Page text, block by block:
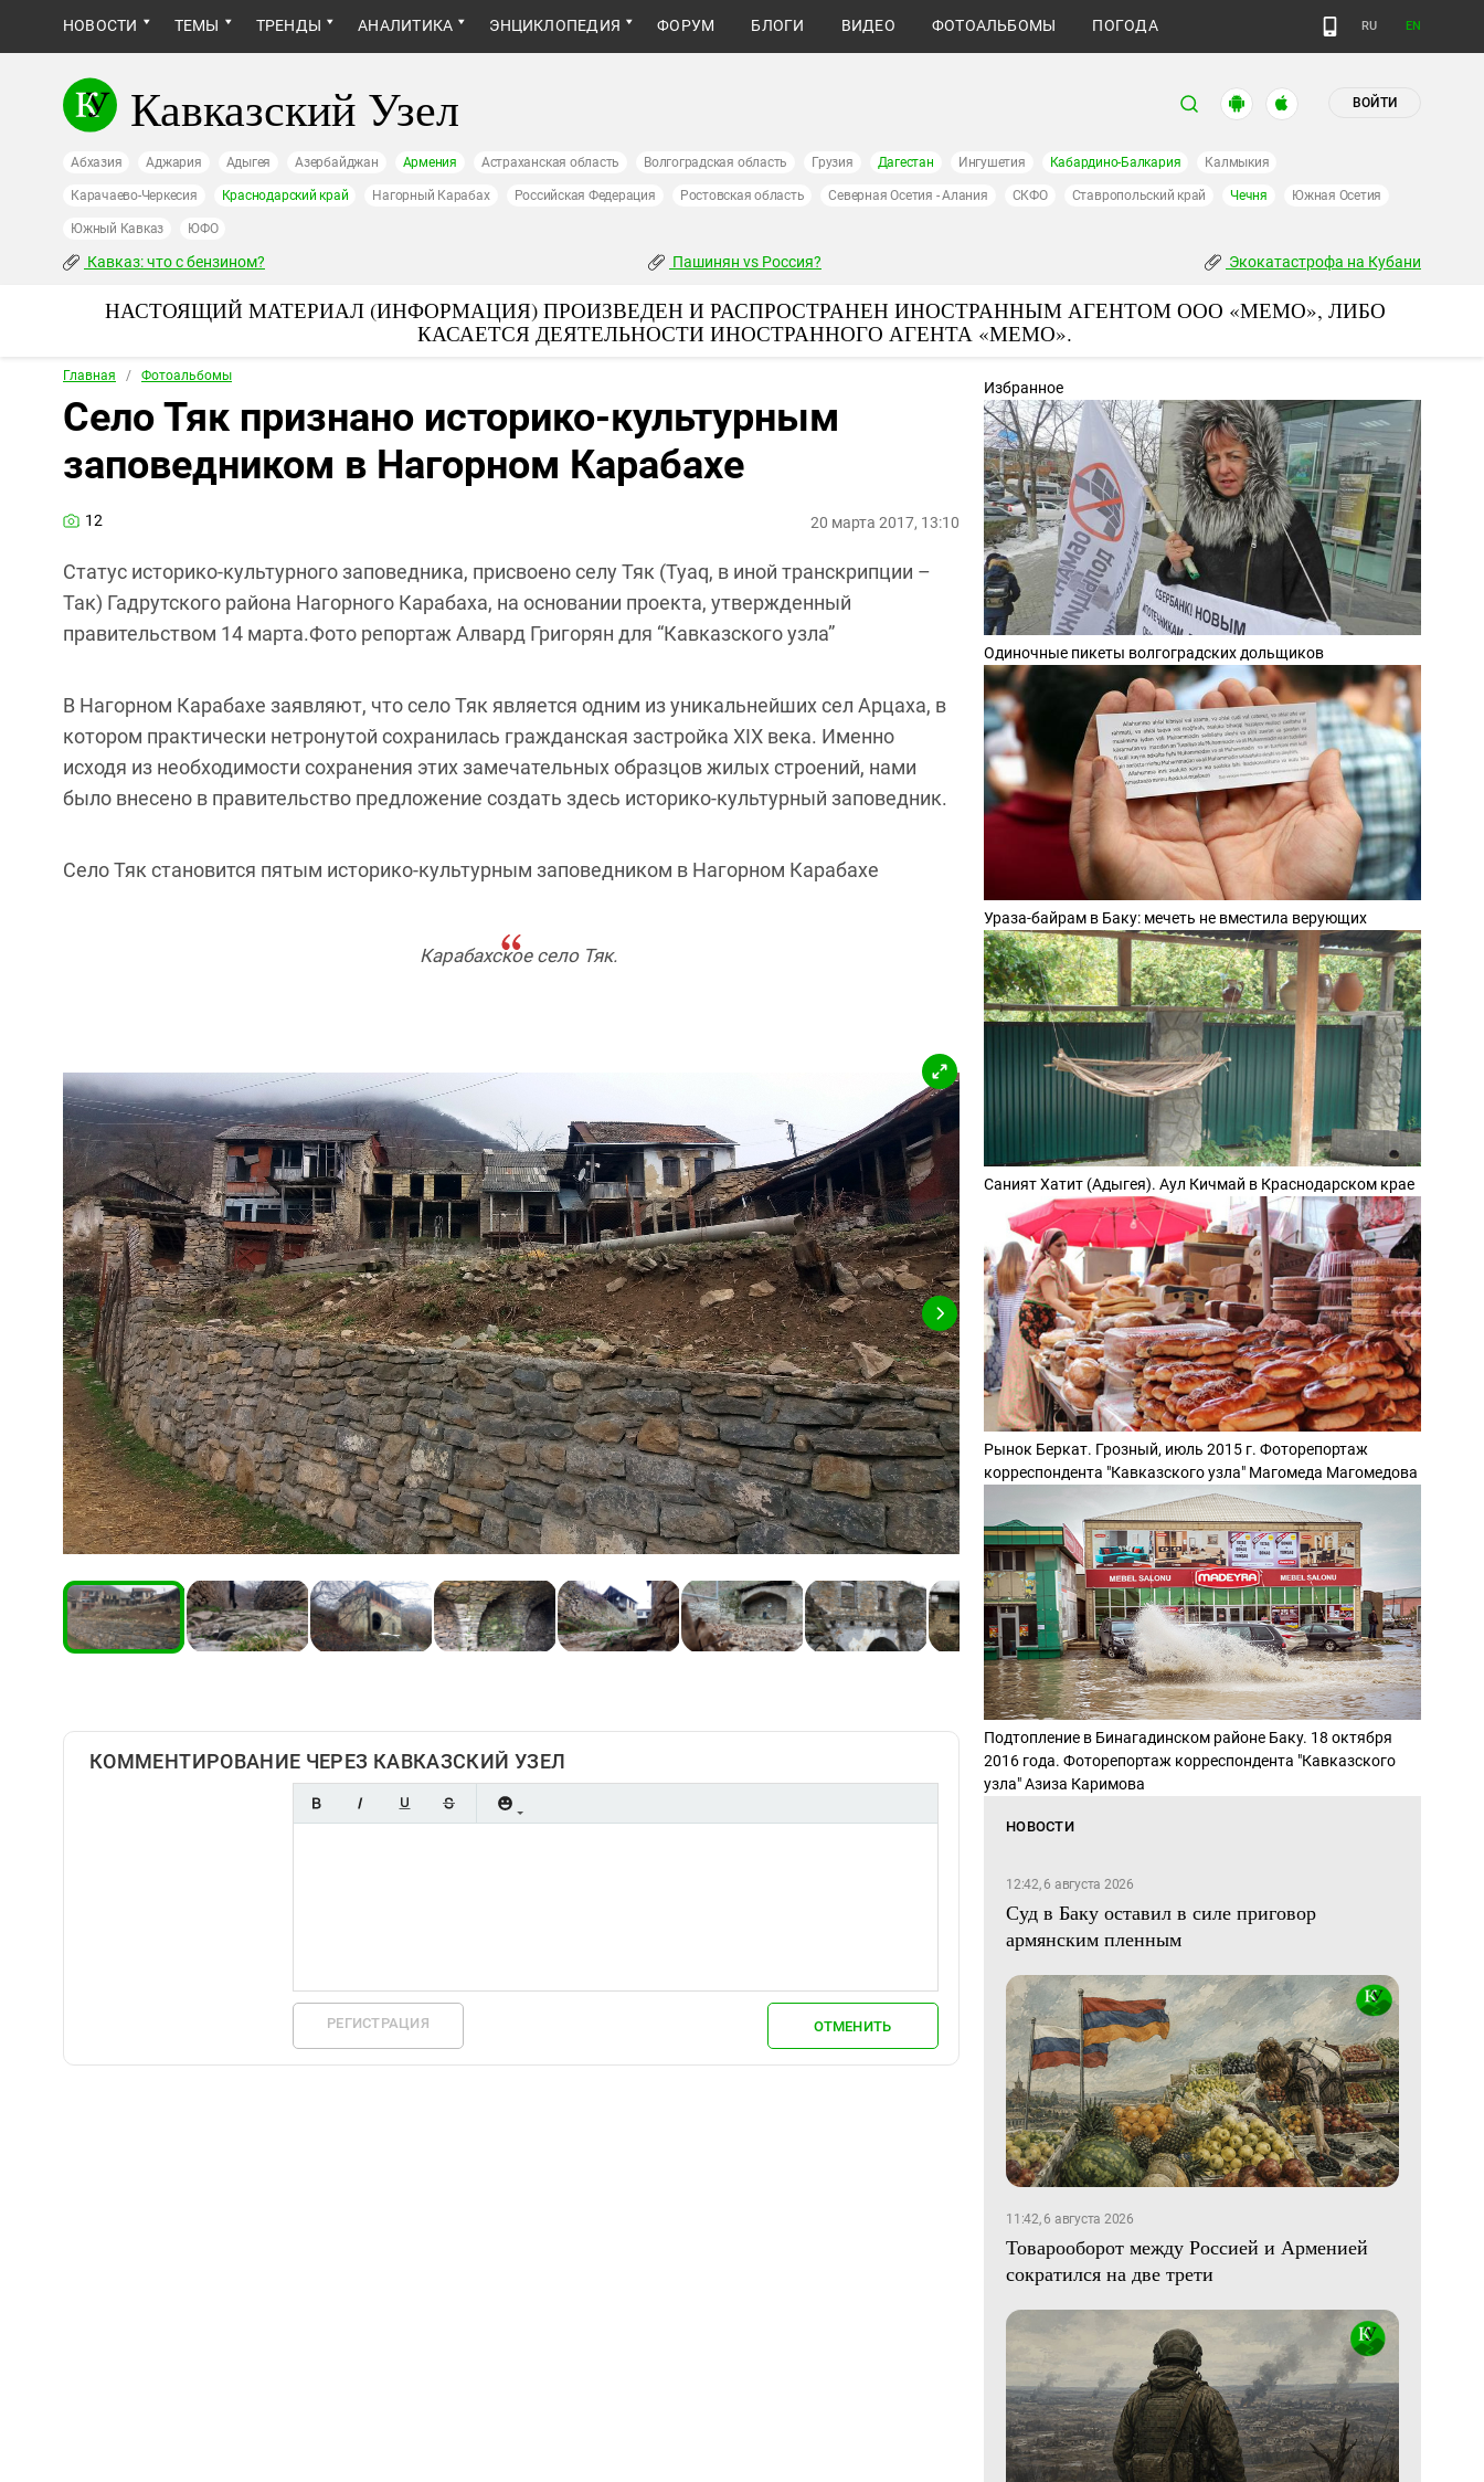
НОВОСТИ ТЕМЫ ТРЕНДЫ АНАЛИТИКА ЭНЦИКЛОПЕДИЯ ФОРУМ БЛОГИ ВИДЕО ФОТОАЛЬБОМЫ ПОГОДА RU EN
Кавказский Узел ВОЙТИ
Абхазия Аджария Адыгея Азербайджан Армения Астраханская область Волгоградская область Грузия Дагестан Ингушетия Кабардино-Балкария Калмыкия
Карачаево-Черкесия Краснодарский край Нагорный Карабах Российская Федерация Ростовская область Северная Осетия - Алания СКФО Ставропольский край Чечня Южная Осетия
Южный Кавказ ЮФО
Кавказ: что с бензином? Пашинян vs Россия? Экокатастрофа на Кубани
НАСТОЯЩИЙ МАТЕРИАЛ (ИНФОРМАЦИЯ) ПРОИЗВЕДЕН И РАСПРОСТРАНЕН ИНОСТРАННЫМ АГЕНТОМ ООО «МЕМО», ЛИБО
КАСАЕТСЯ ДЕЯТЕЛЬНОСТИ ИНОСТРАННОГО АГЕНТА «МЕМО».
Главная / Фотоальбомы
Cело Тяк признано историко-культурным
заповедником в Нагорном Карабахе
12 20 марта 2017, 13:10
Статус историко-культурного заповедника, присвоено селу Тяк (Tyaq, в иной транскрипции –
Так) Гадрутского района Нагорного Карабаха, на основании проекта, утвержденный
правительством 14 марта.Фото репортаж Алвард Григорян для “Кавказского узла”
В Нагорном Карабахе заявляют, что село Тяк является одним из уникальнейших сел Арцаха, в
котором практически нетронутой сохранилась гражданская застройка XIX века. Именно
исходя из необходимости сохранения этих замечательных образцов жилых строений, нами
было внесено в правительство предложение создать здесь историко-культурный заповедник.
Село Тяк становится пятым историко-культурным заповедником в Нагорном Карабахе
Карабахское село Тяк.
КОММЕНТИРОВАНИЕ ЧЕРЕЗ КАВКАЗСКИЙ УЗЕЛ
РЕГИСТРАЦИЯ ОТМЕНИТЬ
Избранное
Одиночные пикеты волгоградских дольщиков
Ураза-байрам в Баку: мечеть не вместила верующих
Саният Хатит (Адыгея). Аул Кичмай в Краснодарском крае
Рынок Беркат. Грозный, июль 2015 г. Фоторепортаж
корреспондента "Кавказского узла" Магомеда Магомедова
Подтопление в Бинагадинском районе Баку. 18 октября
2016 года. Фоторепортаж корреспондента "Кавказского
узла" Азиза Каримова
НОВОСТИ
12:42, 6 августа 2026
Суд в Баку оставил в силе приговор
армянским пленным
11:42, 6 августа 2026
Товарооборот между Россией и Арменией
сократился на две трети